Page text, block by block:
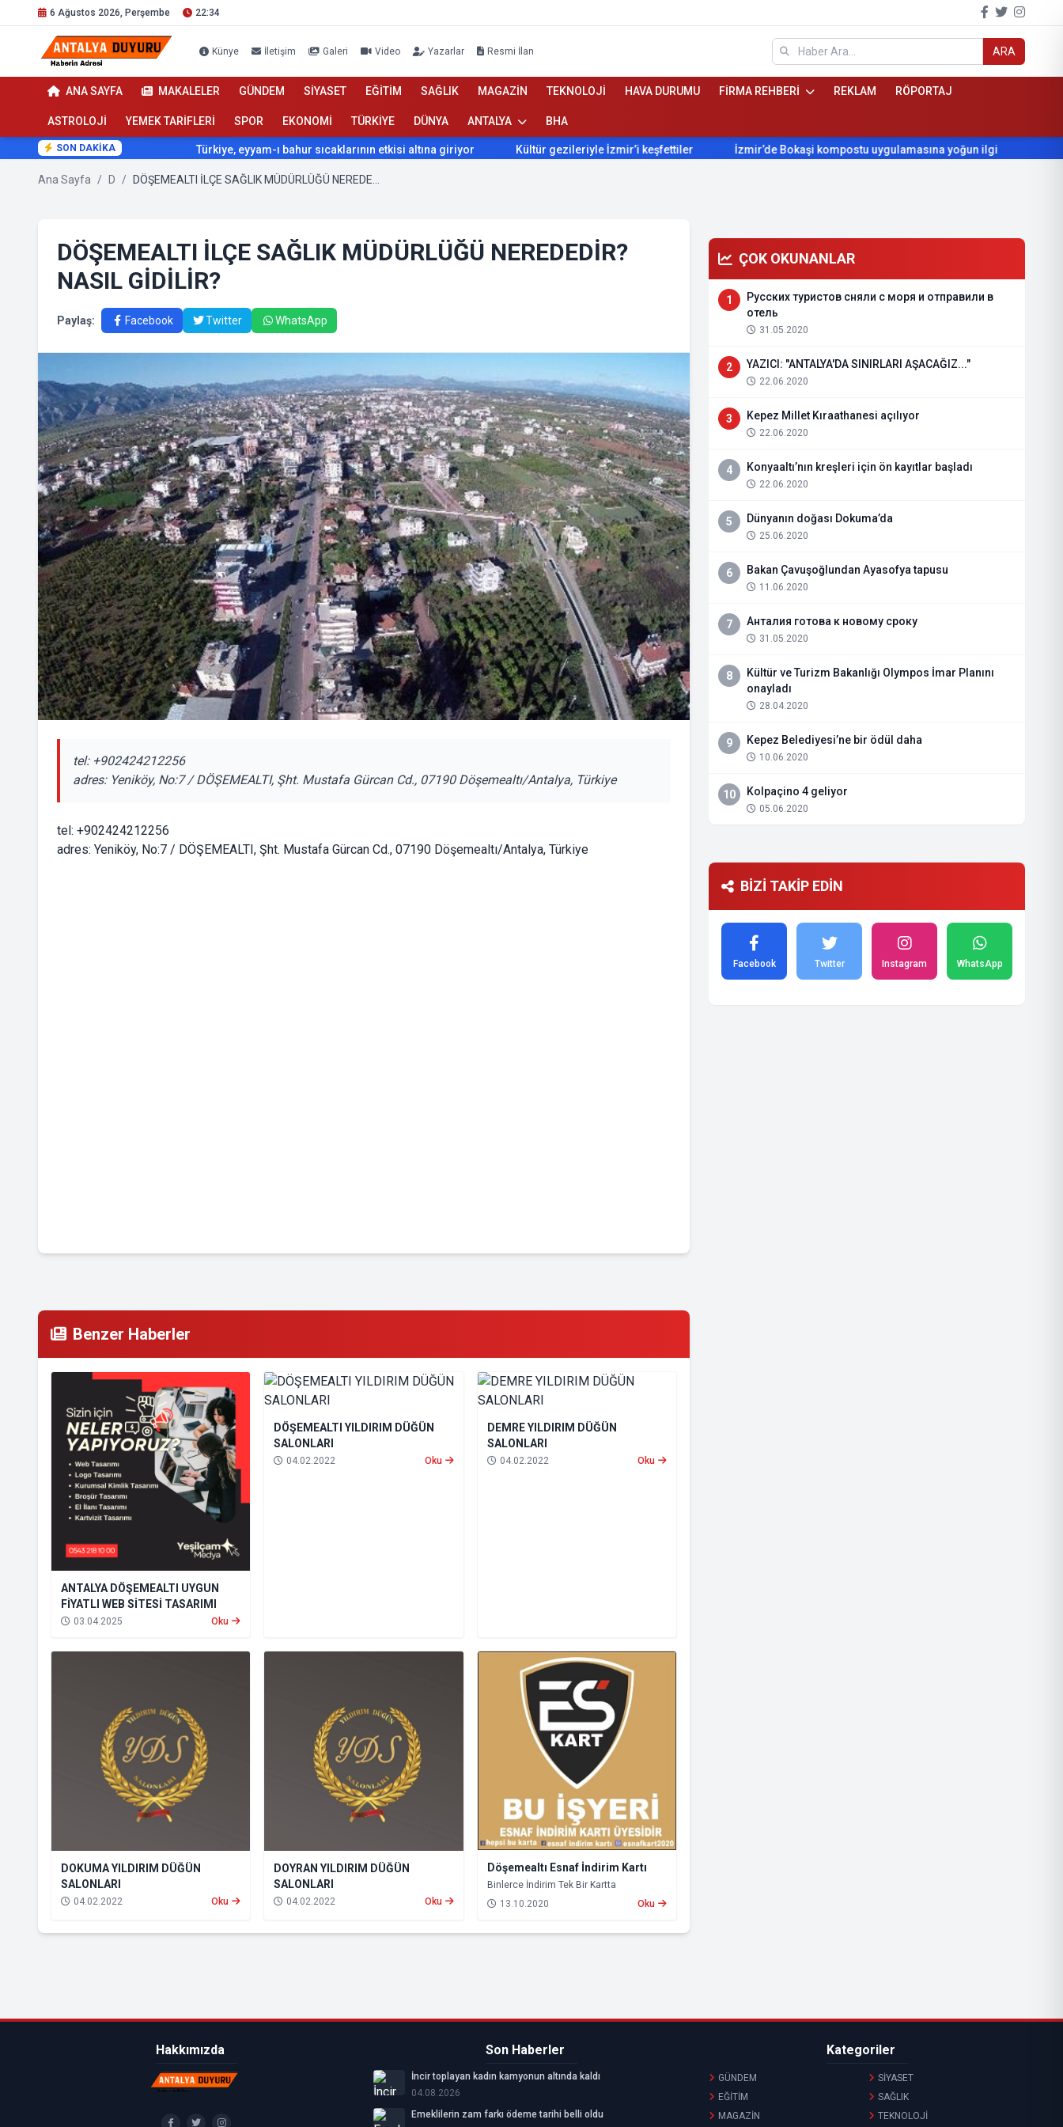
6 Ağustos 2026, Perşembe 22:34
Künye İletişim Galeri Video Yazarlar Resmi İlan ARA
ANA SAYFA MAKALELER GÜNDEM SİYASET EĞİTİM SAĞLIK MAGAZİN TEKNOLOJİ HAVA DURUMU FİRMA REHBERİ REKLAM RÖPORTAJ
ASTROLOJİ YEMEK TARİFLERİ SPOR EKONOMİ TÜRKİYE DÜNYA ANTALYA BHA
SON DAKİKA Türkiye, eyyam-ı bahur sıcaklarının etkisi altına giriyor Kültür gezileriyle İzmir’i keşfettiler İzmir’de Bokaşi kompostu uygulamasına yoğun ilgi Beydağ’ın
Ana Sayfa / D /
DÖŞEMEALTI İLÇE SAĞLIK MÜDÜRLÜĞÜ NEREDEDİR?
NASIL GİDİLİR?
Paylaş: Facebook Twitter WhatsApp
tel: +902424212256
adres: Yeniköy, No:7 / DÖŞEMEALTI, Şht. Mustafa Gürcan Cd., 07190 Döşemealtı/Antalya, Türkiye
tel: +902424212256
adres: Yeniköy, No:7 / DÖŞEMEALTI, Şht. Mustafa Gürcan Cd., 07190 Döşemealtı/Antalya, Türkiye
Benzer Haberler
ANTALYA DÖŞEMEALTI UYGUN
FİYATLI WEB SİTESİ TASARIMI
03.04.2025 Oku
DÖŞEMEALTI YILDIRIM DÜĞÜN
SALONLARI
04.02.2022 Oku
DEMRE YILDIRIM DÜĞÜN
SALONLARI
04.02.2022 Oku
DOKUMA YILDIRIM DÜĞÜN
SALONLARI
04.02.2022 Oku
DOYRAN YILDIRIM DÜĞÜN
SALONLARI
04.02.2022 Oku
Döşemealtı Esnaf İndirim Kartı
Binlerce İndirim Tek Bir Kartta
13.10.2020
Oku
ÇOK OKUNANLAR
1
Русских туристов сняли с моря и отправили в
отель
31.05.2020
2 YAZICI: "ANTALYA'DA SINIRLARI AŞACAĞIZ..."
22.06.2020
3 Kepez Millet Kıraathanesi açılıyor
22.06.2020
4 Konyaaltı’nın kreşleri için ön kayıtlar başladı
22.06.2020
5 Dünyanın doğası Dokuma’da
25.06.2020
6 Bakan Çavuşoğlundan Ayasofya tapusu
11.06.2020
7 Анталия готова к новому сроку
31.05.2020
8
Kültür ve Turizm Bakanlığı Olympos İmar Planını
onayladı
28.04.2020
9 Kepez Belediyesi’ne bir ödül daha
10.06.2020
10 Kolpaçino 4 geliyor
05.06.2020
BİZİ TAKİP EDİN
Facebook Twitter Instagram WhatsApp
Hakkımızda Son Haberler
İncir toplayan kadın kamyonun altında kaldı
04.08.2026
Emeklilerin zam farkı ödeme tarihi belli oldu
Kategoriler
GÜNDEM
SİYASET
EĞİTİM
SAĞLIK
MAGAZİN
TEKNOLOJİ